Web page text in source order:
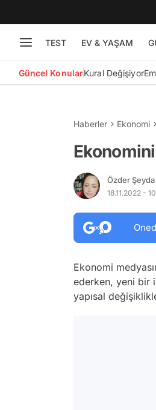
TEST EV & YAŞAM
Güncel KonularKural Değişiyor
Haberler Ekonomi
Özder Şeyda
18.11.2022 -
Ekonomi
ederken, yeni bir
yapısal